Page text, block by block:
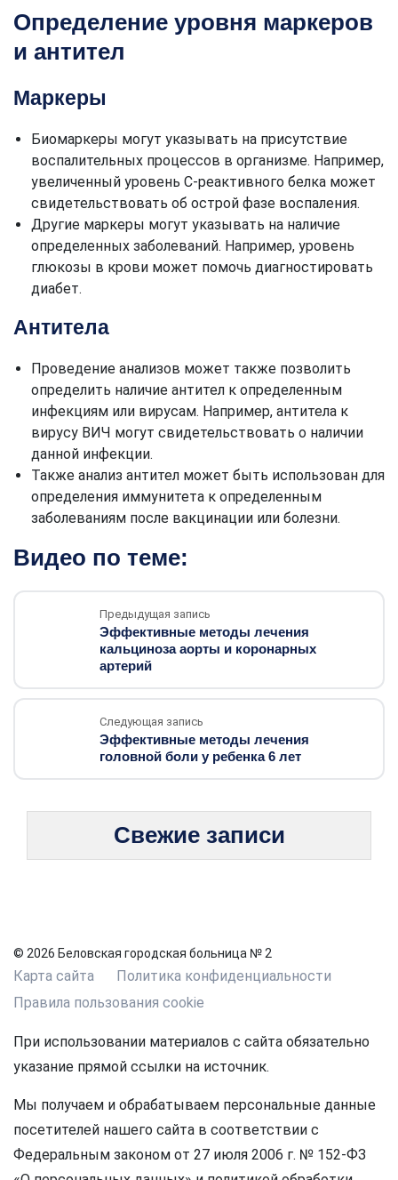
Определение уровня маркеров
и антител
Маркеры
Биомаркеры могут указывать на присутствие
воспалительных процессов в организме. Например,
увеличенный уровень C-реактивного белка может
свидетельствовать об острой фазе воспаления.
Другие маркеры могут указывать на наличие
определенных заболеваний. Например, уровень
глюкозы в крови может помочь диагностировать
диабет.
Антитела
Проведение анализов может также позволить
определить наличие антител к определенным
инфекциям или вирусам. Например, антитела к
вирусу ВИЧ могут свидетельствовать о наличии
данной инфекции.
Также анализ антител может быть использован для
определения иммунитета к определенным
заболеваниям после вакцинации или болезни.
Видео по теме:
Предыдущая запись
Эффективные методы лечения
кальциноза аорты и коронарных
артерий
Следующая запись
Эффективные методы лечения
головной боли у ребенка 6 лет
Свежие записи
© 2026 Беловская городская больница № 2
Карта сайта
Политика конфиденциальности
Правила пользования cookie
При использовании материалов с сайта обязательно
указание прямой ссылки на источник.
Мы получаем и обрабатываем персональные данные
посетителей нашего сайта в соответствии с
Федеральным законом от 27 июля 2006 г. № 152-ФЗ